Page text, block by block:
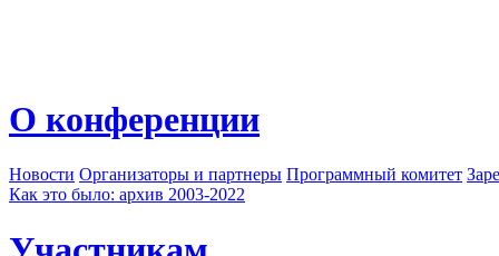
О конференции
Новости Организаторы и партнеры Программный комитет
Как это было: архив 2003-2022